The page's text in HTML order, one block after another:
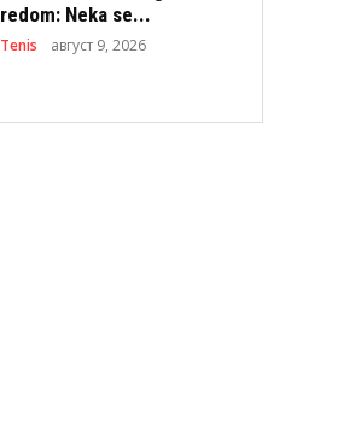
redom: Neka se...
Tenis август 9, 2026